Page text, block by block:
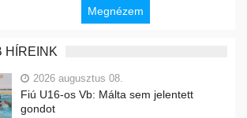
Megnézem
HÍREINK
2026 augusztus 08.
Fiú U16-os Vb: Málta sem jelentett
gondot